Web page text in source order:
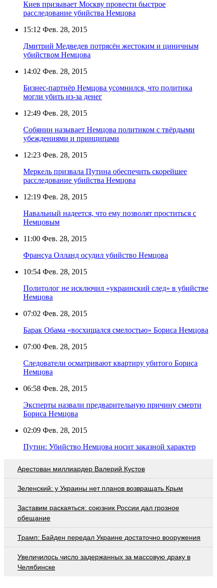
Киев призывает Москву провести быстрое
расследование убийства Немцова
15:12 Фев. 28, 2015
Дмитрий Медведев потрясён жестоким и циничным
убийством Немцова
14:02 Фев. 28, 2015
Бизнес-партнёр Немцова усомнился, что политика
могли убить из-за денег
12:49 Фев. 28, 2015
Собянин называет Немцова политиком с твёрдыми
убеждениями и принципами
12:23 Фев. 28, 2015
Меркель призвала Путина обеспечить скорейшее
расследование убийства Немцова
12:19 Фев. 28, 2015
Навальный надеется, что ему позволят проститься с
Немцовым
11:00 Фев. 28, 2015
Франсуа Олланд осудил убийство Немцова
10:54 Фев. 28, 2015
Политолог не исключил «украинский след» в убийстве
Немцова
07:02 Фев. 28, 2015
Барак Обама «восхищался смелостью» Бориса Немцова
07:00 Фев. 28, 2015
Следователи осматривают квартиру убитого Бориса
Немцова
06:58 Фев. 28, 2015
Эксперты назвали предварительную причину смерти
Бориса Немцова
02:09 Фев. 28, 2015
Путин: Убийство Немцова носит заказной характер
Арестован миллиардер Валерий Кустов
Зеленский: у Украины нет планов возвращать Крым
Заставим раскаяться: союзник России дал грозное
обещание
Трамп: Байден передал Украине достаточно вооружения
Увеличилось число задержанных за массовую драку в
Челябинске